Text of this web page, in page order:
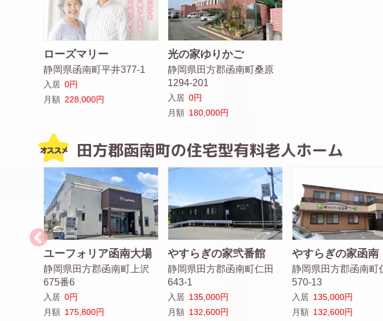
ローズマリー
静岡県函南町平井377-1
入居 0円
月額 228,000円
光の家ゆりかご
静岡県田方郡函南町桑原
1294-201
入居 0円
月額 180,000円
田方郡函南町の住宅型有料老人ホーム
ユーフォリア函南大場
静岡県田方郡函南町上沢
675番6
入居 0円
月額 175,800円
やすらぎの家弐番館
静岡県田方郡函南町仁田
643-1
入居 135,000円
月額 132,600円
やすらぎの家函南
静岡県田方郡函南町
570-13
入居 135,000円
月額 132,600円